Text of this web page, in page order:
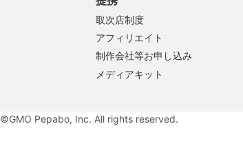
取次店制度
アフィリエイト
制作会社等お申し込み
メディアキット
©GMO Pepabo, Inc. All rights reserved.